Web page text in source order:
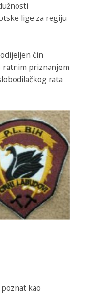
lige za regiju
čin
ratnim priznanjem
rata
kao